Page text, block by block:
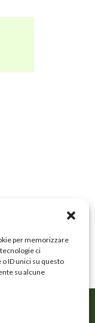
per memorizzare
ci
ID unici su questo
su alcune